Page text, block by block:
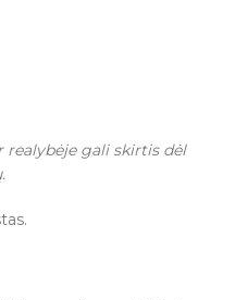
realybėje gali skirtis dėl